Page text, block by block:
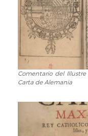
Avuila
y
Zuñiga,
1550.Jornada
del
rio
Albis
Comentario
del
Luis
Comentario del
Carta de Alemania